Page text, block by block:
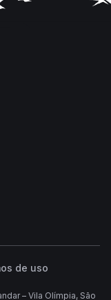
de uso
– Vila Olímpia, São